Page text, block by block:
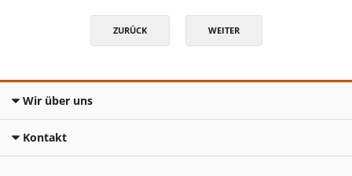
ZURÜCK WEITER
Wir über uns
Kontakt